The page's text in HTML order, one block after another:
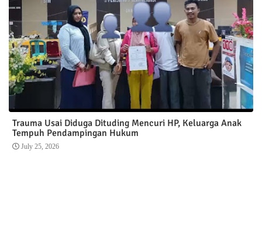
Trauma Usai Diduga Dituding Mencuri HP, Keluarga Anak
Tempuh Pendampingan Hukum
July 25, 2026